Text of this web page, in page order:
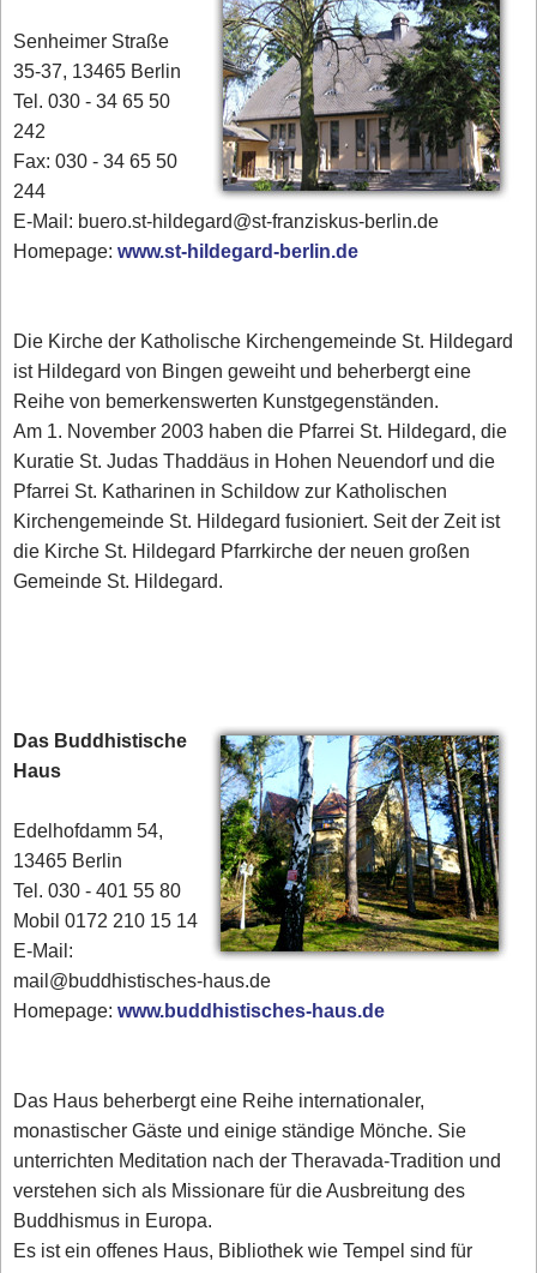
Senheimer Straße
35-37, 13465 Berlin
Tel. 030 - 34 65 50
242
Fax: 030 - 34 65 50
244
E-Mail: buero.st-hildegard@st-franziskus-berlin.de
Homepage:www.st-hildegard-berlin.de
Die Kirche der Katholische Kirchengemeinde St. Hildegard
ist Hildegard von Bingen geweiht und beherbergt eine
Reihe von bemerkenswerten Kunstgegenständen.
Am 1. November 2003 haben die Pfarrei St. Hildegard, die
Kuratie St. Judas Thaddäus in Hohen Neuendorf und die
Pfarrei St. Katharinen in Schildow zur Katholischen
Kirchengemeinde St. Hildegard fusioniert. Seit der Zeit ist
die Kirche St. Hildegard Pfarrkirche der neuen großen
Gemeinde St. Hildegard.
Das Buddhistische
Haus
Edelhofdamm 54,
13465 Berlin
Tel. 030 - 401 55 80
Mobil 0172 210 15 14
E-Mail:
mail@buddhistisches-haus.de
Homepage:www.buddhistisches-haus.de
Das Haus beherbergt eine Reihe internationaler,
monastischer Gäste und einige ständige Mönche. Sie
unterrichten Meditation nach der Theravada-Tradition und
verstehen sich als Missionare für die Ausbreitung des
Buddhismus in Europa.
Es ist ein offenes Haus, Bibliothek wie Tempel sind für